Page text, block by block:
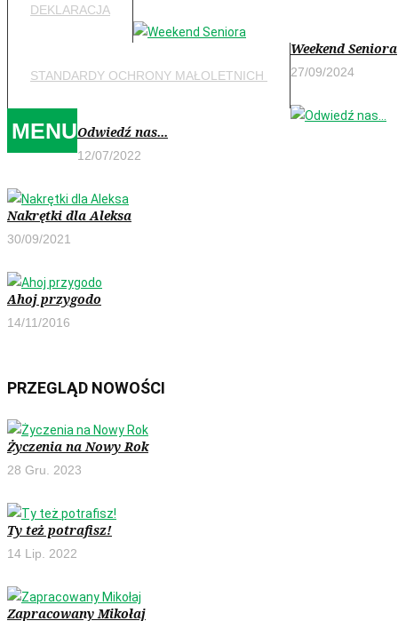
DEKLARACJA
STANDARDY OCHRONY MAŁOLETNICH
MENU
Weekend Seniora
27/09/2024
Odwiedź nas...
12/07/2022
Nakrętki dla Aleksa
30/09/2021
Ahoj przygodo
14/11/2016
PRZEGLĄD NOWOŚCI
Życzenia na Nowy Rok
28 Gru. 2023
Ty też potrafisz!
14 Lip. 2022
Zapracowany Mikołaj